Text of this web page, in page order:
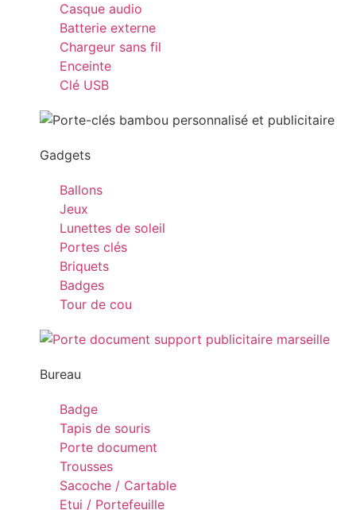
Casque audio
Batterie externe
Chargeur sans fil
Enceinte
Clé USB
Gadgets
Ballons
Jeux
Lunettes de soleil
Portes clés
Briquets
Badges
Tour de cou
Bureau
Badge
Tapis de souris
Porte document
Trousses
Sacoche / Cartable
Etui / Portefeuille